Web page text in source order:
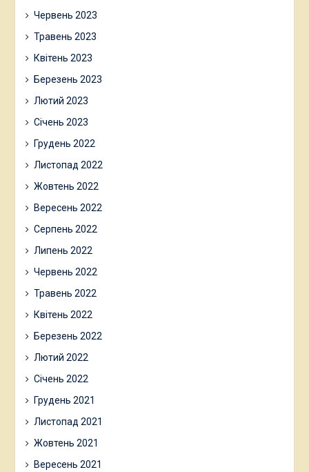
Червень 2023
Травень 2023
Квітень 2023
Березень 2023
Лютий 2023
Січень 2023
Грудень 2022
Листопад 2022
Жовтень 2022
Вересень 2022
Серпень 2022
Липень 2022
Червень 2022
Травень 2022
Квітень 2022
Березень 2022
Лютий 2022
Січень 2022
Грудень 2021
Листопад 2021
Жовтень 2021
Вересень 2021